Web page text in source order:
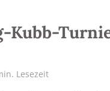
Kubb-
Lesezeit